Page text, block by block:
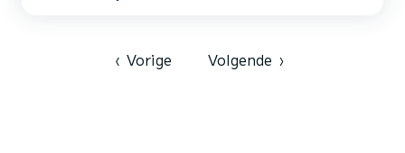
je de beste baaien, restaurants en onderwat...
‹ Vorige Volgende ›